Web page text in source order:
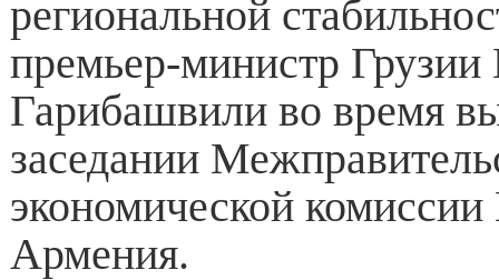
региональной
премьер-министр
Гарибашвили во время
заседании
экономической комиссии
Армения.